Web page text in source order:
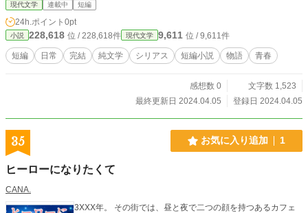
現代文学 連載中 短編
24h.ポイント 0pt
小説 228,618 位 / 228,618件 現代文学 9,611 位 / 9,611件
短編 日常 完結 純文学 シリアス 短編小説 物語 青春
感想数 0
文字数 1,523
最終更新日 2024.04.05
登録日 2024.04.05
35 お気に入り追加 1
ヒーローになりたくて
CANA.
3XXX年。 その街では、昼と夜で二つの顔を持つあるカフェ